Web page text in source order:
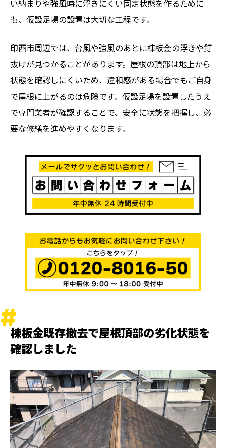
い納まりや強風時に浮きにくい固定状態を作るために
も、仮設足場の設置は大切な工程です。
印西市周辺では、台風や強風のあとに棟板金の浮きや釘
抜けが見つかることがあります。屋根の頂部は地上から
状態を確認しにくいため、違和感がある場合でもご自身
で屋根に上がるのは危険です。仮設足場を設置したうえ
で専門業者が確認することで、安全に状態を把握し、必
要な修繕を進めやすくなります。
棟板金既存撤去で屋根頂部の劣化状態を
確認しました